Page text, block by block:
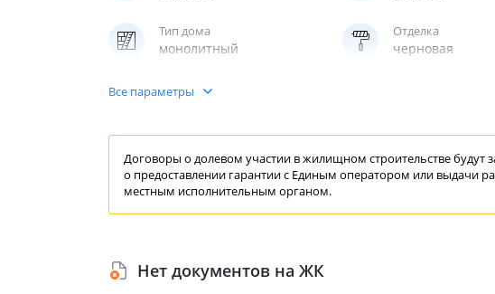
Тип дома
монолитный
Отделка
черновая
Паркинг
Все параметры
Договоры о долевом участии в жилищном строительстве будут
о предоставлении гарантиис Единым оператором или выдачи
местным исполнительным органом.
Нет документов на ЖК